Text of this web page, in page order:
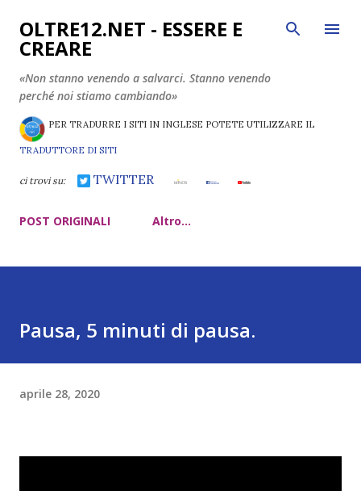
Passa ai contenuti principali
OLTRE12.NET - ESSERE E
CREARE
«Non stanno venendo a salvarci. Stanno venendo
perché noi stiamo cambiando»
PER TRADURRE I SITI IN INGLESE POTETE UTILIZZARE IL
TRADUTTORE DI SITI
ci trovi su: TWITTER
POST ORIGINALI Altro…
Pausa, 5 minuti di pausa.
aprile 28, 2020